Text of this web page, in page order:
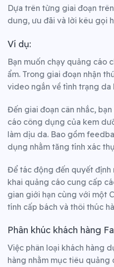
Dựa trên từng giai đoạn
dung, ưu đãi và lời kêu gọi
Ví dụ:
Bạn muốn chạy quảng cáo
ẩm. Trong giai đoạn nhận
video ngắn về tình trạng da
Đến giai đoạn cân nhắc,
cáo công dụng của kem
làm dịu da. Bao gồm
dụng nhằm tăng tính xác
Để tác động đến quyết định
khai quảng cáo cung cấp
gian giới hạn cùng với một
tính cấp bách và thôi thúc
Phân khúc khách hàng
Việc phân loại khách hàng
hàng nhằm mục tiêu quảng